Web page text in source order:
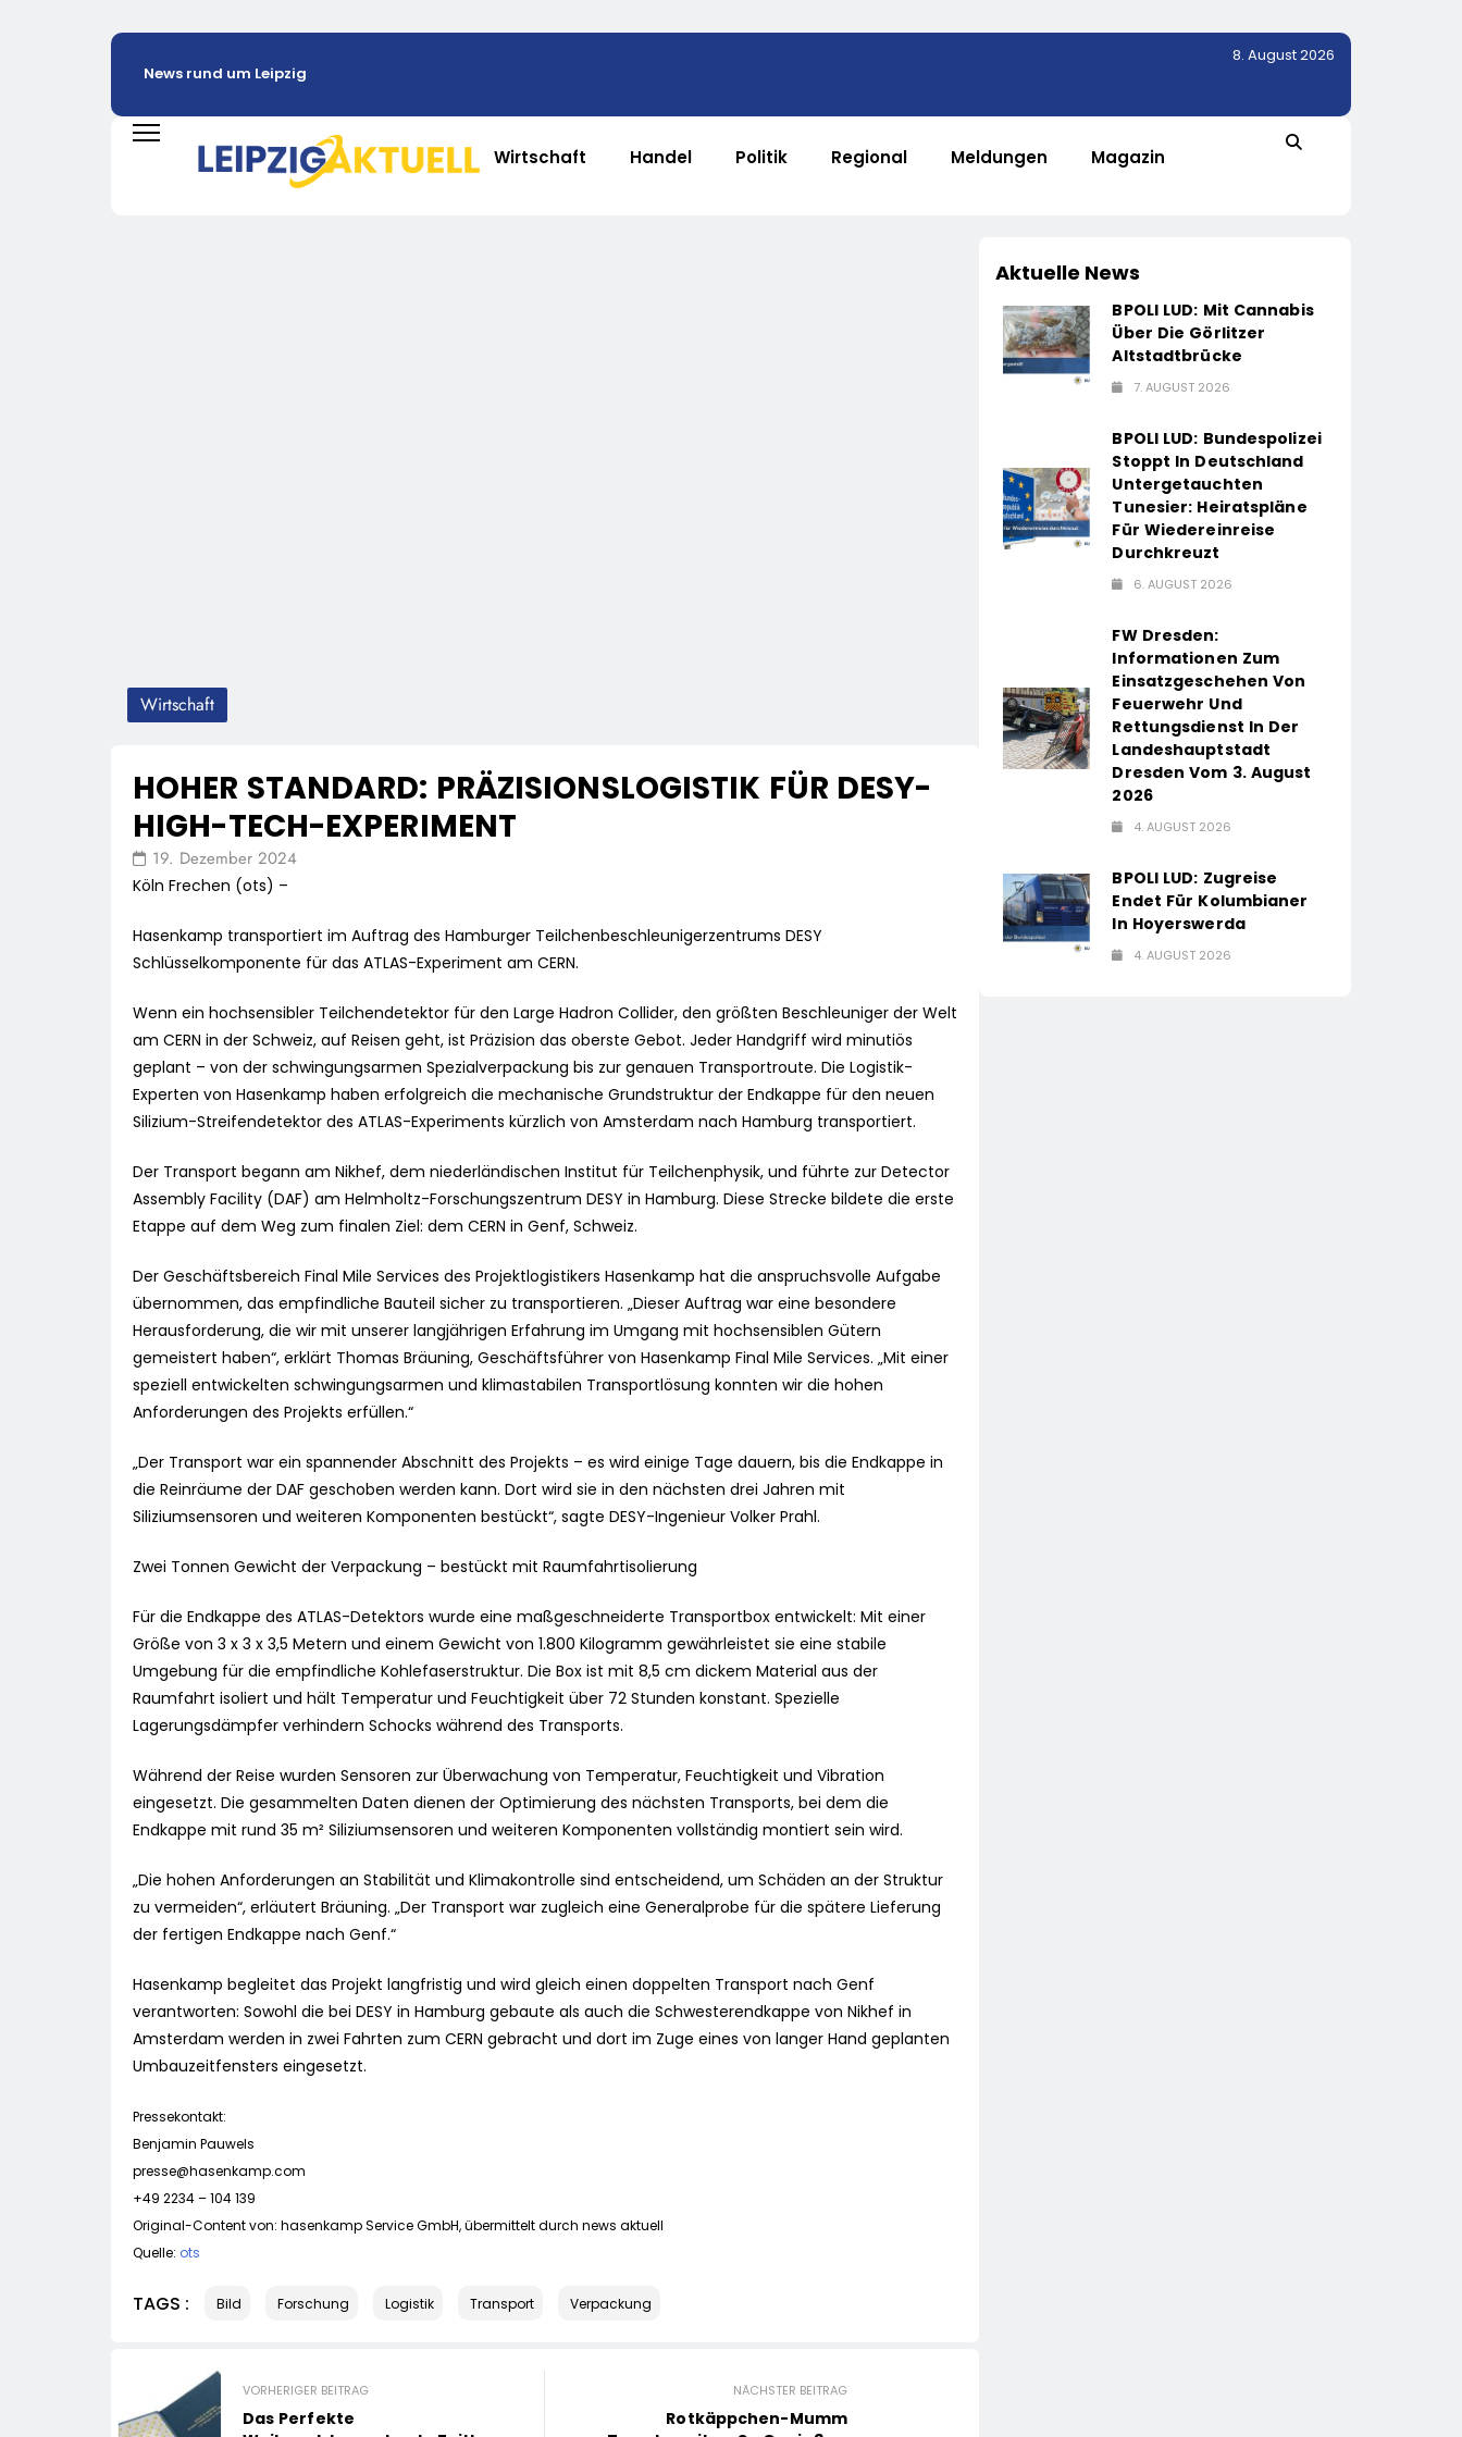
News rund um Leipzig
8. August 2026
Wirtschaft Handel Politik Regional Meldungen Magazin
Wirtschaft
HOHER STANDARD: PRÄZISIONSLOGISTIK FÜR DESY-
HIGH-TECH-EXPERIMENT
19. Dezember 2024
Köln Frechen (ots) –
Hasenkamp transportiert im Auftrag des Hamburger Teilchenbeschleunigerzentrums DESY
Schlüsselkomponente für das ATLAS-Experiment am CERN.
Wenn ein hochsensibler Teilchendetektor für den Large Hadron Collider, den größten Beschleuniger der Welt
am CERN in der Schweiz, auf Reisen geht, ist Präzision das oberste Gebot. Jeder Handgriff wird minutiös
geplant – von der schwingungsarmen Spezialverpackung bis zur genauen Transportroute. Die Logistik-
Experten von Hasenkamp haben erfolgreich die mechanische Grundstruktur der Endkappe für den neuen
Silizium-Streifendetektor des ATLAS-Experiments kürzlich von Amsterdam nach Hamburg transportiert.
Der Transport begann am Nikhef, dem niederländischen Institut für Teilchenphysik, und führte zur Detector
Assembly Facility (DAF) am Helmholtz-Forschungszentrum DESY in Hamburg. Diese Strecke bildete die erste
Etappe auf dem Weg zum finalen Ziel: dem CERN in Genf, Schweiz.
Der Geschäftsbereich Final Mile Services des Projektlogistikers Hasenkamp hat die anspruchsvolle Aufgabe
übernommen, das empfindliche Bauteil sicher zu transportieren. „Dieser Auftrag war eine besondere
Herausforderung, die wir mit unserer langjährigen Erfahrung im Umgang mit hochsensiblen Gütern
gemeistert haben“, erklärt Thomas Bräuning, Geschäftsführer von Hasenkamp Final Mile Services. „Mit einer
speziell entwickelten schwingungsarmen und klimastabilen Transportlösung konnten wir die hohen
Anforderungen des Projekts erfüllen.“
„Der Transport war ein spannender Abschnitt des Projekts – es wird einige Tage dauern, bis die Endkappe in
die Reinräume der DAF geschoben werden kann. Dort wird sie in den nächsten drei Jahren mit
Siliziumsensoren und weiteren Komponenten bestückt“, sagte DESY-Ingenieur Volker Prahl.
Zwei Tonnen Gewicht der Verpackung – bestückt mit Raumfahrtisolierung
Für die Endkappe des ATLAS-Detektors wurde eine maßgeschneiderte Transportbox entwickelt: Mit einer
Größe von 3 x 3 x 3,5 Metern und einem Gewicht von 1.800 Kilogramm gewährleistet sie eine stabile
Umgebung für die empfindliche Kohlefaserstruktur. Die Box ist mit 8,5 cm dickem Material aus der
Raumfahrt isoliert und hält Temperatur und Feuchtigkeit über 72 Stunden konstant. Spezielle
Lagerungsdämpfer verhindern Schocks während des Transports.
Während der Reise wurden Sensoren zur Überwachung von Temperatur, Feuchtigkeit und Vibration
eingesetzt. Die gesammelten Daten dienen der Optimierung des nächsten Transports, bei dem die
Endkappe mit rund 35 m² Siliziumsensoren und weiteren Komponenten vollständig montiert sein wird.
„Die hohen Anforderungen an Stabilität und Klimakontrolle sind entscheidend, um Schäden an der Struktur
zu vermeiden“, erläutert Bräuning. „Der Transport war zugleich eine Generalprobe für die spätere Lieferung
der fertigen Endkappe nach Genf.“
Hasenkamp begleitet das Projekt langfristig und wird gleich einen doppelten Transport nach Genf
verantworten: Sowohl die bei DESY in Hamburg gebaute als auch die Schwesterendkappe von Nikhef in
Amsterdam werden in zwei Fahrten zum CERN gebracht und dort im Zuge eines von langer Hand geplanten
Umbauzeitfensters eingesetzt.
Pressekontakt:
Benjamin Pauwels
presse@hasenkamp.com
+49 2234 – 104 139
Original-Content von: hasenkamp Service GmbH, übermittelt durch news aktuell
Quelle: ots
TAGS : Bild Forschung Logistik Transport Verpackung
VORHERIGER BEITRAG
Das Perfekte
NÄCHSTER BEITRAG
Rotkäppchen-Mumm
Aktuelle News
BPOLI LUD: Mit Cannabis
Über Die Görlitzer
Altstadtbrücke
7. AUGUST 2026
BPOLI LUD: Bundespolizei
Stoppt In Deutschland
Untergetauchten
Tunesier: Heiratspläne
Für Wiedereinreise
Durchkreuzt
6. AUGUST 2026
FW Dresden:
Informationen Zum
Einsatzgeschehen Von
Feuerwehr Und
Rettungsdienst In Der
Landeshauptstadt
Dresden Vom 3. August
2026
4. AUGUST 2026
BPOLI LUD: Zugreise
Endet Für Kolumbianer
In Hoyerswerda
4. AUGUST 2026